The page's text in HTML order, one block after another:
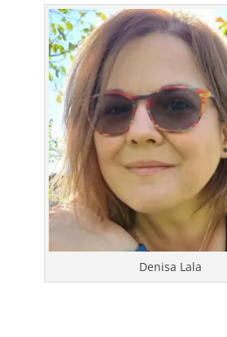
Denisa Lala